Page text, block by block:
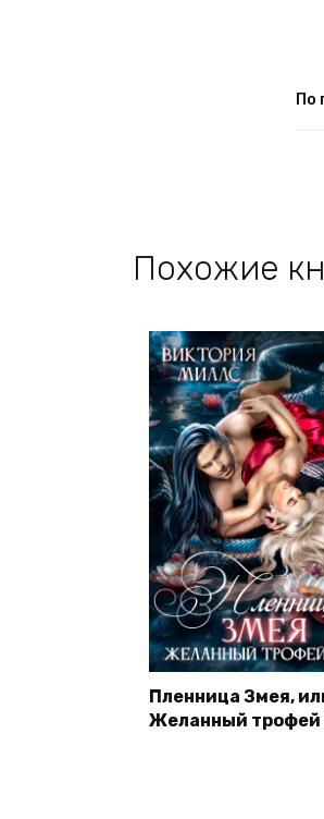
По
Похожие
Пленница Змея,
Желанный трофей